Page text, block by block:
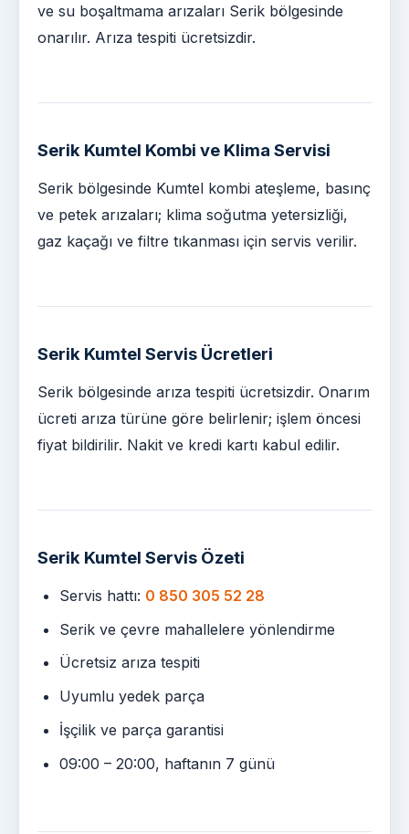
ve su boşaltmama arızaları Serik bölgesinde
onarılır. Arıza tespiti ücretsizdir.
Serik Kumtel Kombi ve Klima Servisi
Serik bölgesinde Kumtel kombi ateşleme, basınç
ve petek arızaları; klima soğutma yetersizliği,
gaz kaçağı ve filtre tıkanması için servis verilir.
Serik Kumtel Servis Ücretleri
Serik bölgesinde arıza tespiti ücretsizdir. Onarım
ücreti arıza türüne göre belirlenir; işlem öncesi
fiyat bildirilir. Nakit ve kredi kartı kabul edilir.
Serik Kumtel Servis Özeti
Servis hattı: 0 850 305 52 28
Serik ve çevre mahallelere yönlendirme
Ücretsiz arıza tespiti
Uyumlu yedek parça
İşçilik ve parça garantisi
09:00 – 20:00, haftanın 7 günü